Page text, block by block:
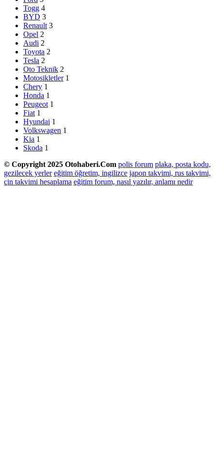
Togg 4
BYD 3
Renault 3
Opel 2
Audi 2
Toyota 2
Tesla 2
Oto Teknik 2
Motosikletler 1
Chery 1
Honda 1
Peugeot 1
Fiat 1
Hyundai 1
Volkswagen 1
Kia 1
Skoda 1
© Copyright 2025 Otohaberi.Com polis forum plaka, posta kodu,
gezilecek yerler eğitim öğretim, ingilizce japon takvimi, rus takvimi,
çin takvimi hesaplama eğitim forum, nasıl yazılır, anlamı nedir